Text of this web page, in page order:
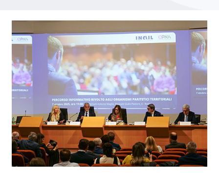
Organismi paritetici territoriali, avviato